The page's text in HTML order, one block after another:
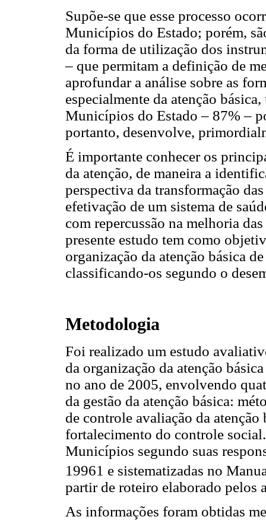
Supõe-se que esse processo
Municípios do Estado; porém,
da forma de utilização dos
– que permitam a definição de
aprofundar a análise sobre as
especialmente da atenção
Municípios do Estado – 87% –
portanto, desenvolve,
É importante conhecer os
da atenção, de maneira a
perspectiva da transformação
efetivação de um sistema de
com repercussão na melhoria
presente estudo tem como
organização da atenção básica
classificando-os segundo o
Metodologia
Foi realizado um estudo
da organização da atenção
no ano de 2005, envolvendo
da gestão da atenção básica:
de controle avaliação da
fortalecimento do controle
Municípios segundo suas
19961 e sistematizadas no
partir de roteiro elaborado pelos
As informações foram obtidas